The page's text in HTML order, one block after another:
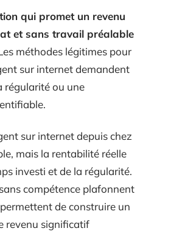
qui promet un revenu
et sans travail préalable
méthodes légitimes pour
sur internet demandent
régularité ou une
sur internet depuis chez
mais la rentabilité réelle
investi et de la régularité.
compétence plafonnent
de construire un
revenu significatif